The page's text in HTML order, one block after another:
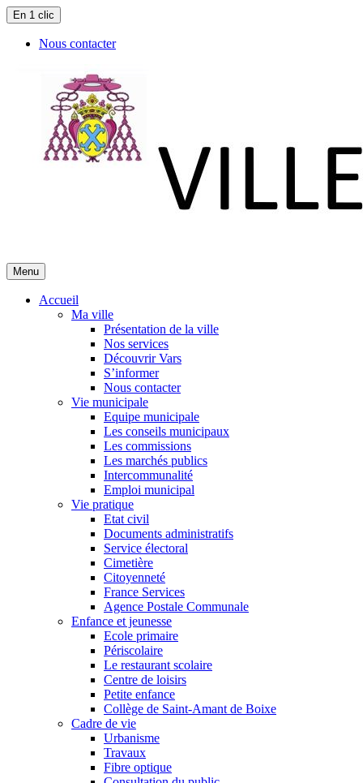
En 1 clic
Nous contacter
Menu
Accueil
Ma ville
Présentation de la ville
Nos services
Découvrir Vars
S’informer
Nous contacter
Vie municipale
Equipe municipale
Les conseils municipaux
Les commissions
Les marchés publics
Intercommunalité
Emploi municipal
Vie pratique
Etat civil
Documents administratifs
Service électoral
Cimetière
Citoyenneté
France Services
Agence Postale Communale
Enfance et jeunesse
Ecole primaire
Périscolaire
Le restaurant scolaire
Centre de loisirs
Petite enfance
Collège de Saint-Amant de Boixe
Cadre de vie
Urbanisme
Travaux
Fibre optique